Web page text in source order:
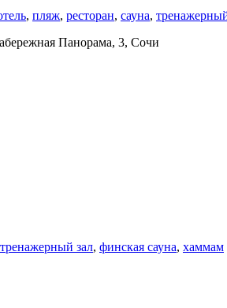
, пляж, ресторан, сауна,
Панорама, 3, Сочи
тренажерный зал, финская сауна, хаммам